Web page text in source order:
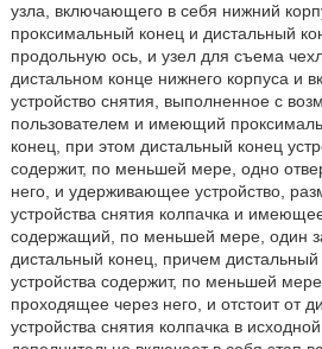
узла, включающего в себя нижний
проксимальный конец и дистальный
продольную ось, и узел для съема
дистальном конце нижнего корпуса и
устройство снятия, выполненное с
пользователем и имеющий
конец, при этом дистальный конец
содержит, по меньшей мере, одно
него, и удерживающее устройство,
устройства снятия колпачка и
содержащий, по меньшей мере, один
дистальный конец, причем
устройства содержит, по меньшей
проходящее через него, и отстоит от
устройства снятия колпачка в